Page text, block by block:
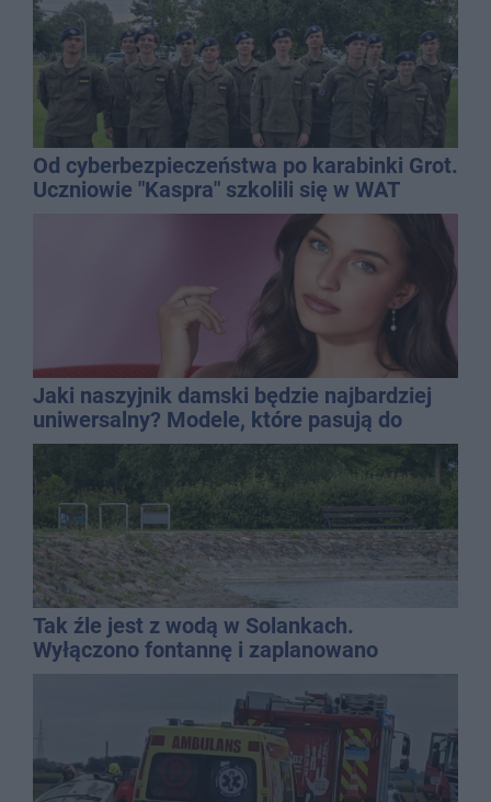
Od cyberbezpieczeństwa po karabinki Grot.
Uczniowie "Kaspra" szkolili się w WAT
Jaki naszyjnik damski będzie najbardziej
uniwersalny? Modele, które pasują do
wielu stylizacji
Tak źle jest z wodą w Solankach.
Wyłączono fontannę i zaplanowano